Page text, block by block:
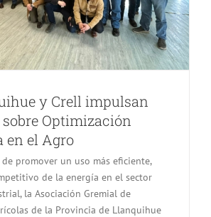
y Crell impulsan
Optimización
en el Agro
promover un uso más eficiente,
de la energía en el sector
la Asociación Gremial de
de la Provincia de Llanquihue